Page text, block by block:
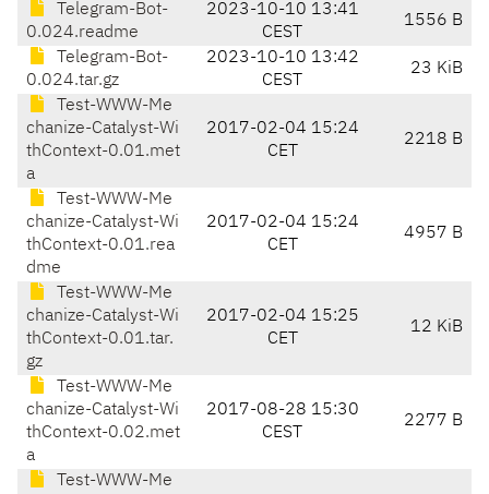
Telegram-Bot-
0.024.readme
2023-10-10 13:41
CEST
1556 B
Telegram-Bot-
0.024.tar.gz
2023-10-10 13:42
CEST
23 KiB
Test-WWW-Me
chanize-Catalyst-Wi
thContext-0.01.met
a
2017-02-04 15:24
CET
2218 B
Test-WWW-Me
chanize-Catalyst-Wi
thContext-0.01.rea
dme
2017-02-04 15:24
CET
4957 B
Test-WWW-Me
chanize-Catalyst-Wi
thContext-0.01.tar.
gz
2017-02-04 15:25
CET
12 KiB
Test-WWW-Me
chanize-Catalyst-Wi
thContext-0.02.met
a
2017-08-28 15:30
CEST
2277 B
Test-WWW-Me